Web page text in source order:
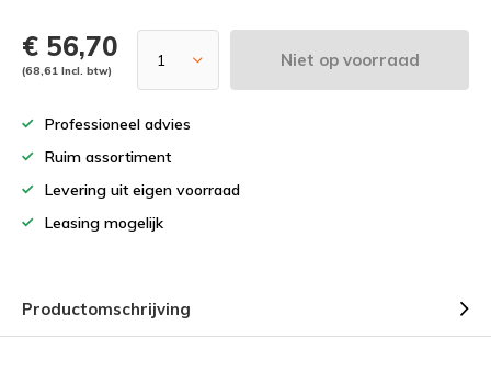
€ 56,70
(68,61 Incl. btw)
Niet op voorraad
Professioneel advies
Ruim assortiment
Levering uit eigen voorraad
Leasing mogelijk
Productomschrijving